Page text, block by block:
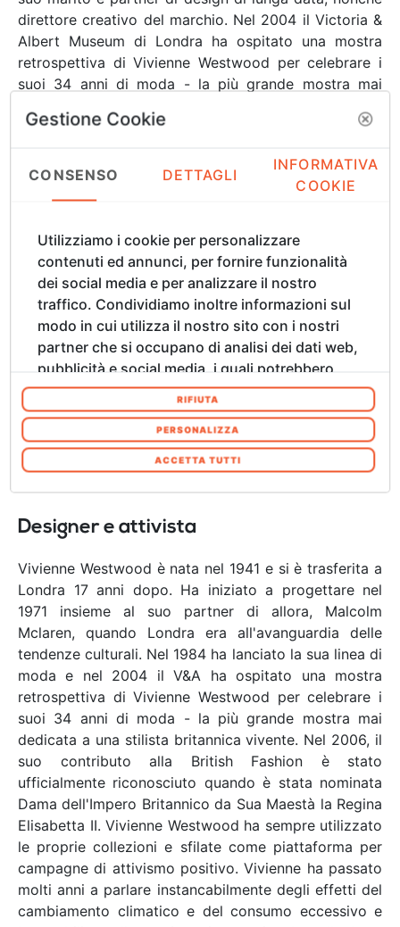
direttore creativo del marchio. Nel 2004 il Victoria &
Albert Museum di Londra ha ospitato una mostra
retrospettiva di Vivienne Westwood per celebrare i
suoi 34 anni di moda - la più grande mostra mai
suo contributo alla British Fashion è stato
Dame of the British Empire da Sua Maestà, la Regina
Elisabetta II, e nel 2007 è stata premiata con
Awards di Londra.
Vivienne Westwood è una delle ultime aziende di
moda indipendenti al mondo. Talvolta provocatorio,
questo marchio va oltre la semplice produzione di
vestiti e accessori. Westwood continua a catturare
l'immaginazione e a sensibilizzare sulle questioni
ambientali e dei diritti umani. Con un record di design
di oltre quarant'anni, Vivienne Westwood è oggi
riconosciuta come un marchio globale e Westwood
stessa come uno dei più influenti stilisti, e attivisti, nel
mondo di oggi.
Designer e attivista
Vivienne Westwood è nata nel 1941 e si è trasferita a
Londra 17 anni dopo. Ha iniziato a progettare nel
1971 insieme al suo partner di allora, Malcolm
Mclaren, quando Londra era all'avanguardia delle
tendenze culturali. Nel 1984 ha lanciato la sua linea di
moda e nel 2004 il V&A ha ospitato una mostra
retrospettiva di Vivienne Westwood per celebrare i
suoi 34 anni di moda - la più grande mostra mai
dedicata a una stilista britannica vivente. Nel 2006, il
suo contributo alla British Fashion è stato
ufficialmente riconosciuto quando è stata nominata
Dama dell'Impero Britannico da Sua Maestà la Regina
Elisabetta II. Vivienne Westwood ha sempre utilizzato
le proprie collezioni e sfilate come piattaforma per
campagne di attivismo positivo. Vivienne ha passato
molti anni a parlare instancabilmente degli effetti del
cambiamento climatico e del consumo eccessivo e
Gestione Cookie
CONSENSO DETTAGLI
INFORMATIVA
COOKIE
Utilizziamo i cookie per personalizzare
contenuti ed annunci, per fornire funzionalità
dei social media e per analizzare il nostro
traffico. Condividiamo inoltre informazioni sul
modo in cui utilizza il nostro sito con i nostri
partner che si occupano di analisi dei dati web,
pubblicità e social media, i quali potrebbero
combinarle con altre informazioni che ha
fornito loro o che hanno raccolto dal suo
utilizzo dei loro servizi. Acconsenta ai nostri
cookie se continua ad utilizzare il nostro sito
web. In qualsiasi momento è possibile
modificare o revocare il proprio consenso dalla
Informativa sui cookie sul nostro sito Web.
RIFIUTA
PERSONALIZZA
ACCETTA TUTTI